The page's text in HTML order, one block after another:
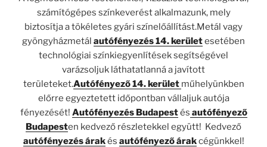
számítógépes színkeverést alkalmazunk, mely
biztosítja a tökéletes gyári színelőállítást.Metál vagy
gyöngyházmetál autófényezés 14. kerületesetében
technológiai színkiegyenlítések segítségével
varázsoljuk láthatatlanná a javított
területeket.Autófényező 14. kerület műhelyünkben
előrre egyeztetett időpontban vállaljuk autója
fényezését! Autófényezés Budapestés autófényező
Budapesten kedvező részletekkel együtt! Kedvező
autófényezés árakés autófényező árakcégünkkel!